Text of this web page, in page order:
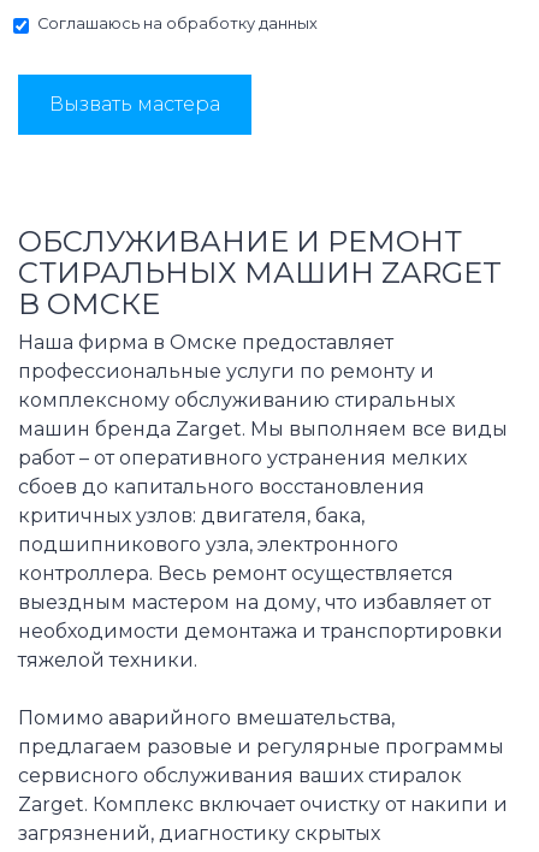
Соглашаюсь на обработку данных
Вызвать мастера
ОБСЛУЖИВАНИЕ И РЕМОНТ
СТИРАЛЬНЫХ МАШИН ZARGET
В ОМСКЕ
Наша фирма в Омске предоставляет
профессиональные услуги по ремонту и
комплексному обслуживанию стиральных
машин бренда Zarget. Мы выполняем все виды
работ – от оперативного устранения мелких
сбоев до капитального восстановления
критичных узлов: двигателя, бака,
подшипникового узла, электронного
контроллера. Весь ремонт осуществляется
выездным мастером на дому, что избавляет от
необходимости демонтажа и транспортировки
тяжелой техники.
Помимо аварийного вмешательства,
предлагаем разовые и регулярные программы
сервисного обслуживания ваших стиралок
Zarget. Комплекс включает очистку от накипи и
загрязнений, диагностику скрытых